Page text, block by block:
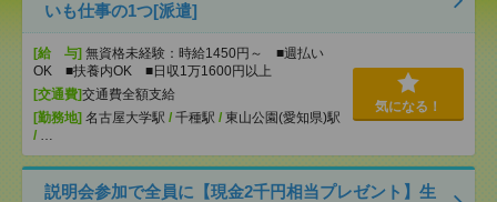
いも仕事の1つ[派遣]
[給 与] 無資格未経験：時給1450円～ ■週払い
OK ■扶養内OK ■日収1万1600円以上
[交通費]交通費全額支給
[勤務地] 名古屋大学駅 / 千種駅 / 東山公園(愛知県)駅
/ …
気になる！
説明会参加で全員に【現金2千円相当プレゼント】生